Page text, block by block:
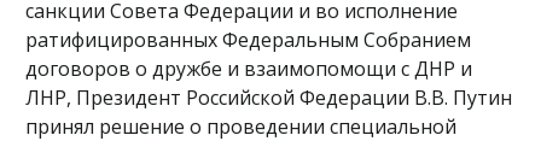
санкции Совета Федерации и во исполнение
ратифицированных Федеральным Собранием
договоров о дружбе и взаимопомощи с ДНР и
ЛНР, Президент Российской Федерации В.В. Путин
принял решение о проведении специальной